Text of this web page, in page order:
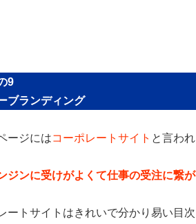
9
ブランディング
ージにはコーポレートサイト と言わ
ジンに受けがよくて仕事の受注に繋
ートサイトはきれいで分かり易い目